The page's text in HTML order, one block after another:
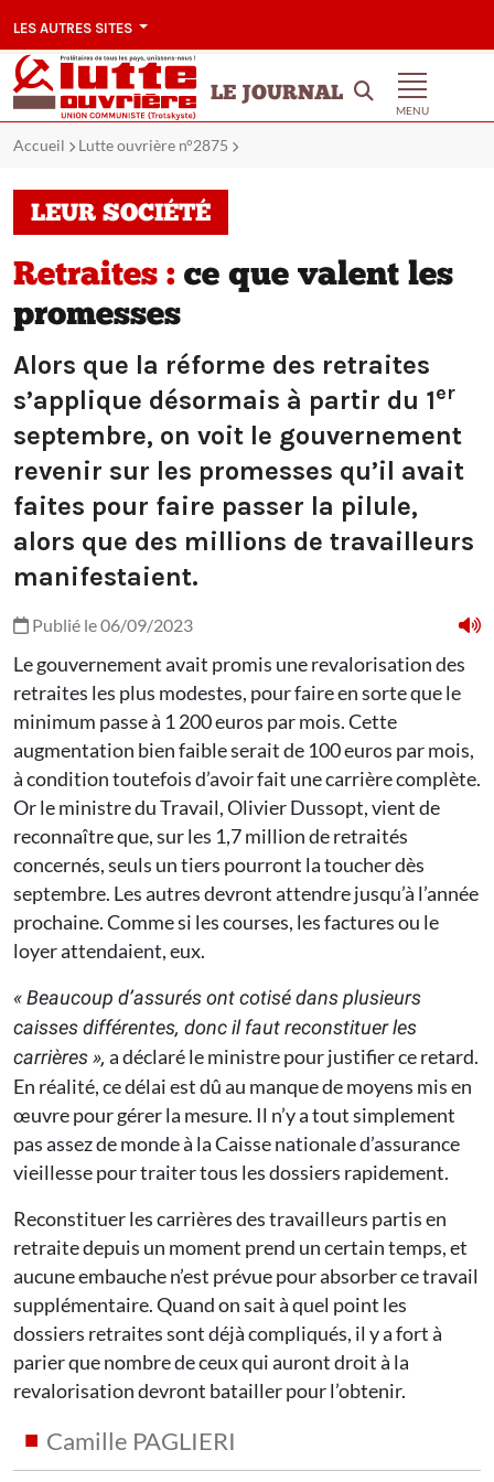
LES AUTRES SITES
LE JOURNAL
MENU
Accueil Lutte ouvrière n°2875
LEUR SOCIÉTÉ
Retraites : ce que valent les
promesses
Alors que la réforme des retraites
s’applique désormais à partir du 1er
septembre, on voit le gouvernement
revenir sur les promesses qu’il avait
faites pour faire passer la pilule,
alors que des millions de travailleurs
manifestaient.
Publié le 06/09/2023
Le gouvernement avait promis une revalorisation des
retraites les plus modestes, pour faire en sorte que le
minimum passe à 1 200 euros par mois. Cette
augmentation bien faible serait de 100 euros par mois,
à condition toutefois d’avoir fait une carrière complète.
Or le ministre du Travail, Olivier Dussopt, vient de
reconnaître que, sur les 1,7 million de retraités
concernés, seuls un tiers pourront la toucher dès
septembre. Les autres devront attendre jusqu’à l’année
prochaine. Comme si les courses, les factures ou le
loyer attendaient, eux.
« Beaucoup d’assurés ont cotisé dans plusieurs
caisses différentes, donc il faut reconstituer les
carrières », a déclaré le ministre pour justifier ce retard.
En réalité, ce délai est dû au manque de moyens mis en
œuvre pour gérer la mesure. Il n’y a tout simplement
pas assez de monde à la Caisse nationale d’assurance
vieillesse pour traiter tous les dossiers rapidement.
Reconstituer les carrières des travailleurs partis en
retraite depuis un moment prend un certain temps, et
aucune embauche n’est prévue pour absorber ce travail
supplémentaire. Quand on sait à quel point les
dossiers retraites sont déjà compliqués, il y a fort à
parier que nombre de ceux qui auront droit à la
revalorisation devront batailler pour l’obtenir.
Camille PAGLIERI